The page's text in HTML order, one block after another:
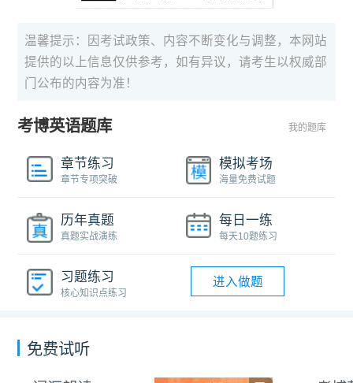
温馨提示：因考试政策、内容不断变化与调整，本网站
提供的以上信息仅供参考，如有异议，请考生以权威部
门公布的内容为准！
考博英语题库 我的题库
章节练习
章节专项突破
模拟考场
海量免费试题
历年真题
真题实战演练
每日一练
每天10题练习
习题练习
核心知识点练习
进入做题
免费试听